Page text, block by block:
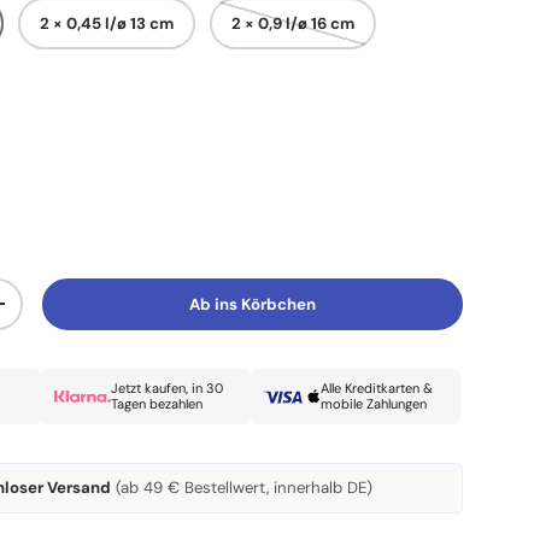
2 × 0,45 l/ø 13 cm 2 × 0,9 l/ø 16 cm
erhöhen Ab ins Körbchen
Jetzt kaufen, in 30
Tagen bezahlen
Alle Kreditkarten &
mobile Zahlungen
Versand (ab 49 € Bestellwert, innerhalb DE)